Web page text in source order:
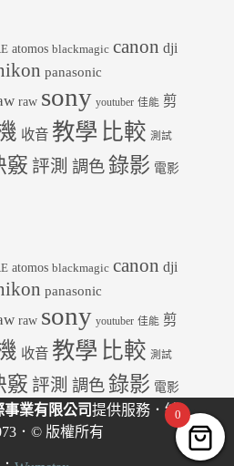
atomos blackmagic canon dji
panasonic
raw sony youtuber 佳能 剪
收音 教學 比較 測試
竅 評測 調色 錄影 電影
atomos blackmagic canon dji
panasonic
raw sony youtuber 佳能 剪
收音 教學 比較 測試
竅 評測 調色 錄影 電影
業有限公司提供服務．統
．© 版權所有
0